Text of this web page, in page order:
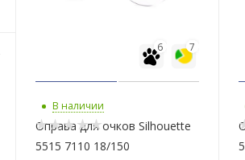
7
6
В наличии
Оправа для очков Silhouette
5515 7110 18/150